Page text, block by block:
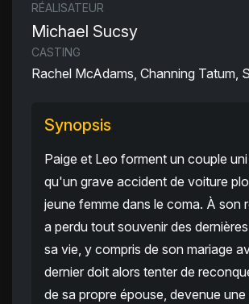
RÉALISATEUR
Michael Sucsy
CASTING
Rachel McAdams, Channing Tatum,
Synopsis
Paige et Leo forment un couple
qu'un grave accident de voiture
jeune femme dans le coma. À son
a perdu tout souvenir des
sa vie, y compris de son mariage
dernier doit alors tenter de
de sa propre épouse, devenue